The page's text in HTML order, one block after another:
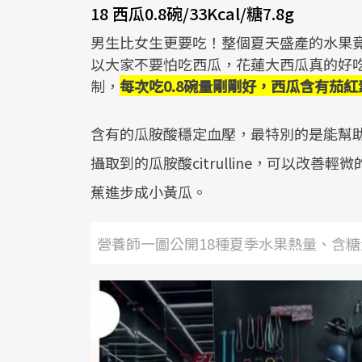
18 西瓜0.8碗/33Kcal/糖7.8g
男生比女生更要吃！整個夏天盛產的水
以大家不要怕吃西瓜，花蓮大西瓜真的
制， 每次吃0.8碗量剛剛好，西瓜含有茄
含有的瓜胺酸穩定血壓，最特別的是能
攝取到的瓜胺酸citrulline，可以改善輕微
蕉進步成小黃瓜。
營養師一圖公開18種夏季水果熱量、含